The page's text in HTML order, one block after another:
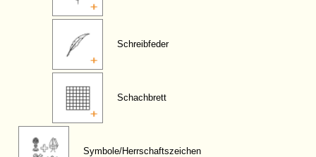
Schreibfeder
Schachbrett
Symbole/Herrschaftszeichen